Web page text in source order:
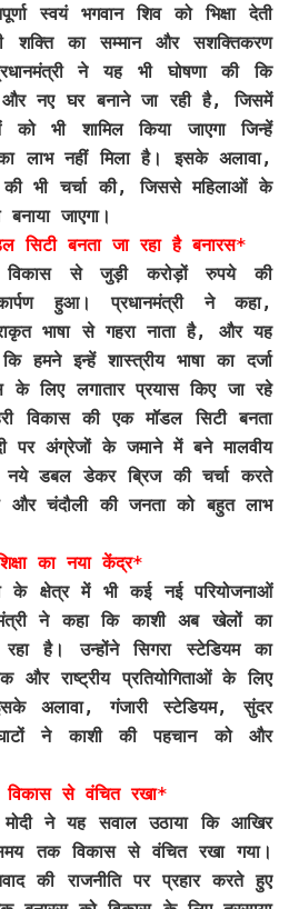
स्वयं भगवान शिव को भिक्षा देती
शक्ति का सम्मान और सशक्तिकरण
ने यह भी घोषणा की कि
नए घर बनाने जा रही है, जिसमें
को भी शामिल किया जाएगा जिन्हें
लाभ नहीं मिला है। इसके अलावा,
की भी चर्चा की, जिससे महिलाओं के
जाएगा।
सिटी बनता जा रहा है बनारस*
विकास से जुड़ी करोड़ों रुपये की
हुआ। प्रधानमंत्री ने कहा,
भाषा से गहरा नाता है, और यह
हमने इन्हें शास्त्रीय भाषा का दर्जा
के लिए लगातार प्रयास किए जा रहे
की एक मॉडल सिटी बनता
पर अंग्रेजों के जमाने में बने मालवीय
डबल डेकर ब्रिज की चर्चा करते
और चंदौली की जनता को बहुत लाभ
का नया केंद्र*
के क्षेत्र में भी कई नई परियोजनाओं
ने कहा कि काशी अब खेलों का
है। उन्होंने सिगरा स्टेडियम का
और राष्ट्रीय प्रतियोगिताओं के लिए
अलावा, गंजारी स्टेडियम, सुंदर
ने काशी की पहचान को और
विकास से वंचित रखा*
मोदी ने यह सवाल उठाया कि आखिर
तक विकास से वंचित रखा गया।
की राजनीति पर प्रहार करते हुए